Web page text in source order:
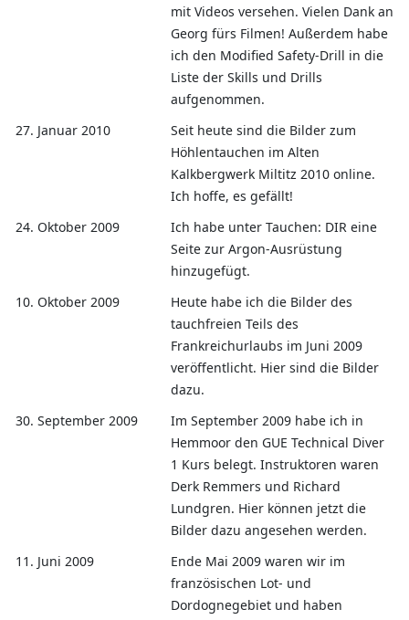
mit Videos versehen. Vielen Dank an
Georg fürs Filmen! Außerdem habe
ich den Modified Safety-Drill in die
Liste der Skills und Drills
aufgenommen.
27. Januar 2010
Seit heute sind die Bilder zum
Höhlentauchen im Alten
Kalkbergwerk Miltitz 2010 online.
Ich hoffe, es gefällt!
24. Oktober 2009
Ich habe unter Tauchen: DIR eine
Seite zur Argon-Ausrüstung
hinzugefügt.
10. Oktober 2009
Heute habe ich die Bilder des
tauchfreien Teils des
Frankreichurlaubs im Juni 2009
veröffentlicht. Hier sind die Bilder
dazu.
30. September 2009
Im September 2009 habe ich in
Hemmoor den GUE Technical Diver
1 Kurs belegt. Instruktoren waren
Derk Remmers und Richard
Lundgren. Hier können jetzt die
Bilder dazu angesehen werden.
11. Juni 2009
Ende Mai 2009 waren wir im
französischen Lot- und
Dordognegebiet und haben